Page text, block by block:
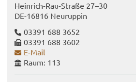
Heinrich-​Rau-Straße 27–30
DE-​16816 Neu­rup­pin
03391 688 3652
03391 688 3602
E-​Mail
Raum: 113